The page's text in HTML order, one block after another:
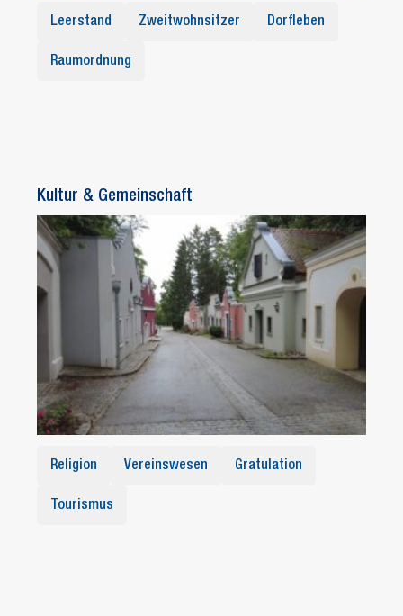
Leerstand Zweitwohnsitzer Dorfleben
Raumordnung
Kultur & Gemeinschaft
Religion Vereinswesen Gratulation
Tourismus